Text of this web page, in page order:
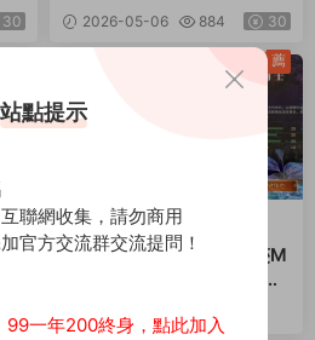
30
inux手工服務端+安卓蘋果
雙端+GM後台+全套源碼
2026-05-06 884 30
·
Q-奇迹MU·手遊服務端
原創 魔幻冒險手遊【奇迹M
u-勇者大陸本地注冊版】最
蘋果雙端+GM後台+前後端
2026-04-13
1.84k
薦
站點提示
聯網收集，請勿商用
官方交流群交流提問！
99一年200終身，點此加入